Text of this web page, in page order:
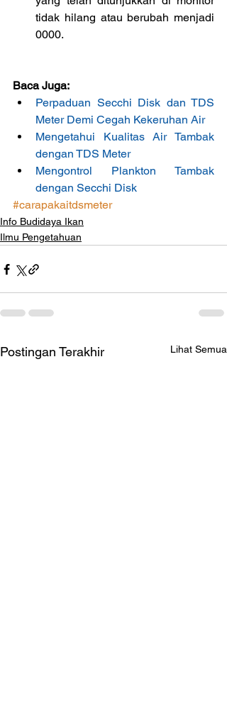
tidak hilang atau berubah menjadi
0000.
Baca Juga:
Perpaduan Secchi Disk dan TDS
Meter Demi Cegah Kekeruhan Air
Mengetahui Kualitas Air Tambak
dengan TDS Meter
Mengontrol Plankton Tambak
dengan Secchi Disk
#carapakaitdsmeter
Info Budidaya Ikan
Ilmu Pengetahuan
Postingan Terakhir Lihat Semua